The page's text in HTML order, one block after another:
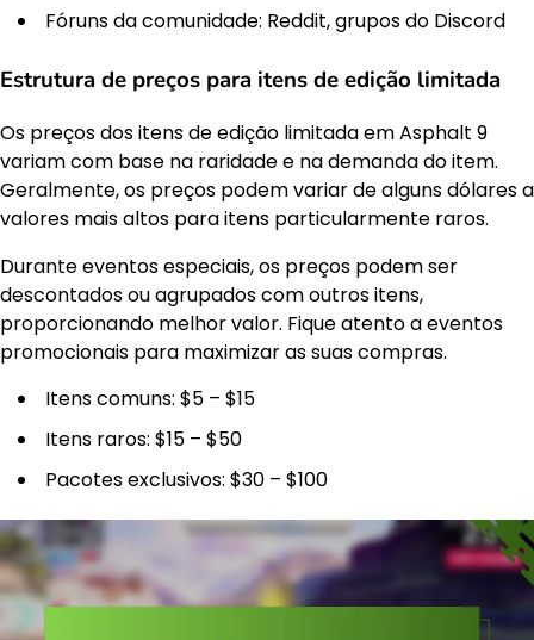
Fóruns da comunidade: Reddit, grupos do Discord
Estrutura de preços para itens de edição limitada
Os preços dos itens de edição limitada em Asphalt 9
variam com base na raridade e na demanda do item.
Geralmente, os preços podem variar de alguns dólares a
valores mais altos para itens particularmente raros.
Durante eventos especiais, os preços podem ser
descontados ou agrupados com outros itens,
proporcionando melhor valor. Fique atento a eventos
promocionais para maximizar as suas compras.
Itens comuns: $5 – $15
Itens raros: $15 – $50
Pacotes exclusivos: $30 – $100